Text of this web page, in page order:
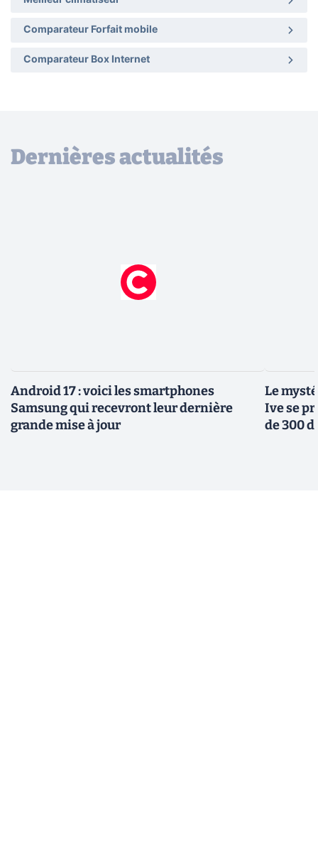
Comparateur Forfait mobile
Comparateur Box Internet
Dernières actualités
Android 17 : voici les smartphones
Samsung qui recevront leur dernière
grande mise à jour
Le
Ive se
de 300